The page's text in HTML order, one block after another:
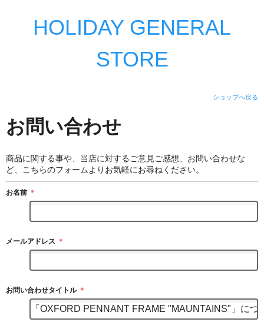
HOLIDAY GENERAL
STORE
ショップへ戻る
お問い合わせ
商品に関する事や、当店に対するご意見ご感想、お問い合わせな
ど、こちらのフォームよりお気軽にお尋ねください。
お名前 ＊
メールアドレス ＊
お問い合わせタイトル ＊